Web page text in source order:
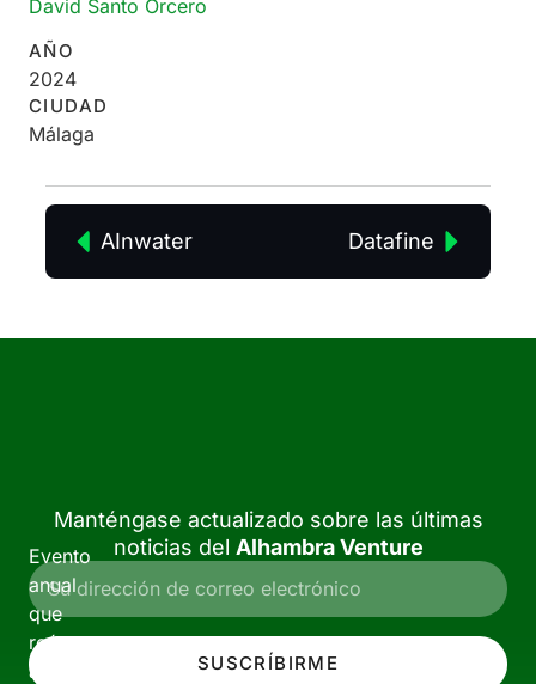
David Santo Orcero
AÑO
2024
CIUDAD
Málaga
AInwater Datafine
Evento
anual
que
reúne
a
Manténgase actualizado sobre las últimas
noticias del Alhambra Venture
SUSCRÍBIRME